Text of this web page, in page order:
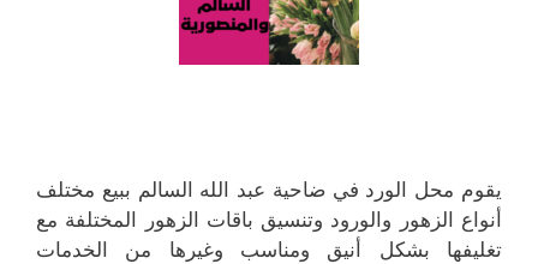
يقوم محل الورد في ضاحية عبد الله السالم ببيع مختلف
أنواع الزهور والورود وتنسيق باقات الزهور المختلفة مع
تغليفها بشكل أنيق ومناسب وغيرها من الخدمات